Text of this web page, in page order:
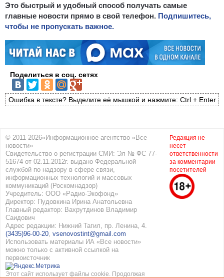
Это быстрый и удобный способ получать самые
главные новости прямо в свой телефон. Подпишитесь,
чтобы не пропускать важное.
Поделиться в соц. сетях
Ошибка в тексте? Выделите её мышкой и нажмите: Ctrl + Enter
© 2011-2026«Информационное агентство «Все
новости»
Свидетельство о регистрации СМИ: Эл № ФС 77-
51674 от 02.11.2012г. выдано Федеральной
службой по надзору в сфере связи,
информационных технологий и массовых
коммуникаций (Роскомнадзор)
Учредитель: ООО «Радио-Экофонд»
Директор: Пудовкина Ирина Анатольевна
Главный редактор: Вахрутдинов Владимир
Саидович
Адрес редакции: Нижний Тагил, пр. Ленина, 4.
(3435)96-00-20, vsenovostint@gmail.com
Использовать материалы ИА «Все новости»
можно только с активной ссылкой на
первоисточник
Этот сайт использует файлы cookie. Продолжая
Редакция не
несет
ответственности
за комментарии
посетителей